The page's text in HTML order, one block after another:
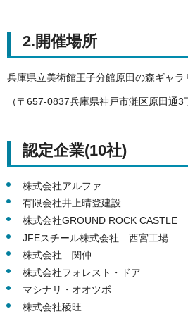
2.開催場所
兵庫県立美術館王子分館原田の森ギャラ
（〒657-0837兵庫県神戸市灘区原田通3
認定企業(10社)
株式会社アルファ
有限会社井上晴登建設
株式会社GROUND ROCK CASTLE
JFEスチール株式会社 西宮工場
株式会社 関仲
株式会社フォレスト・ドア
マシナリ・オオツボ
株式会社稜旺